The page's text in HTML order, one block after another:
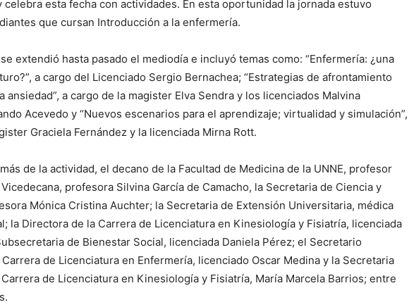
celebra esta fecha con actividades. En esta oportunidad la jornada estuvo
que cursan Introducción a la enfermería.
extendió hasta pasado el mediodía e incluyó temas como: “Enfermería: ¿una
a cargo del Licenciado Sergio Bernachea; “Estrategias de afrontamiento
ansiedad”, a cargo de la magister Elva Sendra y los licenciados Malvina
Acevedo y “Nuevos escenarios para el aprendizaje; virtualidad y simulación”,
Graciela Fernández y la licenciada Mirna Rott.
de la actividad, el decano de la Facultad de Medicina de la UNNE, profesor
profesora Silvina García de Camacho, la Secretaria de Ciencia y
Mónica Cristina Auchter; la Secretaria de Extensión Universitaria, médica
la Directora de la Carrera de Licenciatura en Kinesiología y Fisiatría, licenciada
de Bienestar Social, licenciada Daniela Pérez; el Secretario
de Licenciatura en Enfermería, licenciado Oscar Medina y la Secretaria
de Licenciatura en Kinesiología y Fisiatría, María Marcela Barrios; entre